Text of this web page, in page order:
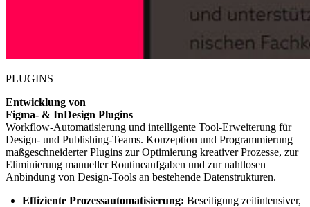
PLUGINS
Entwicklung von
Figma- & InDesign Plugins
Workflow-Automatisierung und intelligente Tool-Erweiterung für
Design- und Publishing-Teams. Konzeption und Programmierung
maßgeschneiderter Plugins zur Optimierung kreativer Prozesse, zur
Eliminierung manueller Routineaufgaben und zur nahtlosen
Anbindung von Design-Tools an bestehende Datenstrukturen.
Effiziente Prozessautomatisierung: Beseitigung zeitintensiver,